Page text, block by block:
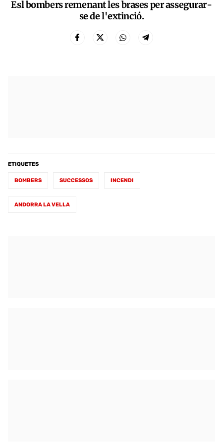
Esl bombers remenant les brases per assegurar-
se de l'extinció.
ETIQUETES
BOMBERS SUCCESSOS INCENDI
ANDORRA LA VELLA